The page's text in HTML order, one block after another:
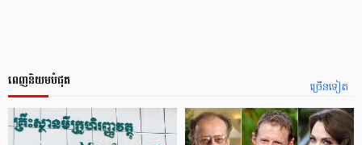
ច្រើនទៀត
ពេញនិយមបំផុត